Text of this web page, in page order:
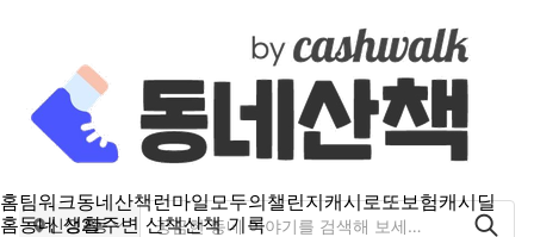
홈팀워크동네산책런마일모두의챌린지캐시로또보험캐시딜
홈동네 생활주변 산책산책 기록
신정2동